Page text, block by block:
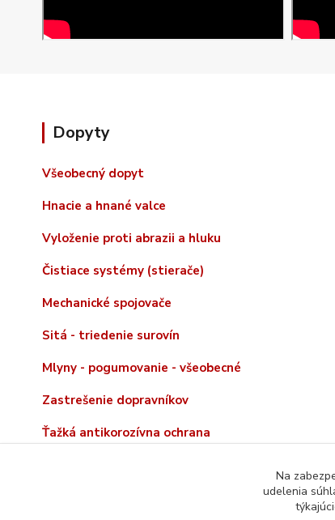
Dopyty
Všeobecný dopyt
Hnacie a hnané valce
Vyloženie proti abrazii a hluku
Čistiace systémy (stierače)
Mechanické spojovače
Sitá - triedenie surovín
Mlyny - pogumovanie - všeobecné
Zastrešenie dopravníkov
Ťažká antikorozívna ochrana
Na
udelenia